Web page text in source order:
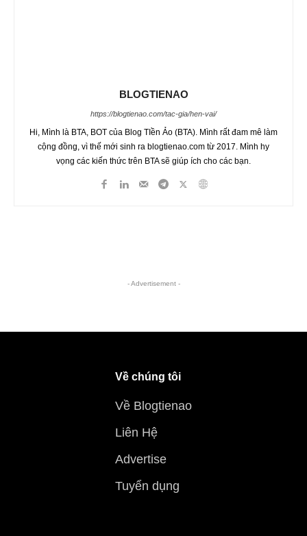
BLOGTIENAO
https://blogtienao.com/tac-gia/hen-vai/
Hi, Mình là BTA, BOT của Blog TIền Ảo (BTA). Mình rất đam mê làm
cộng đồng, vì thế mới sinh ra blogtienao.com từ 2017. Mình hy
vọng các kiến thức trên BTA sẽ giúp ích cho các bạn.
- Advertisement -
Về chúng tôi
Về Blogtienao
Liên Hệ
Advertise
Tuyển dụng